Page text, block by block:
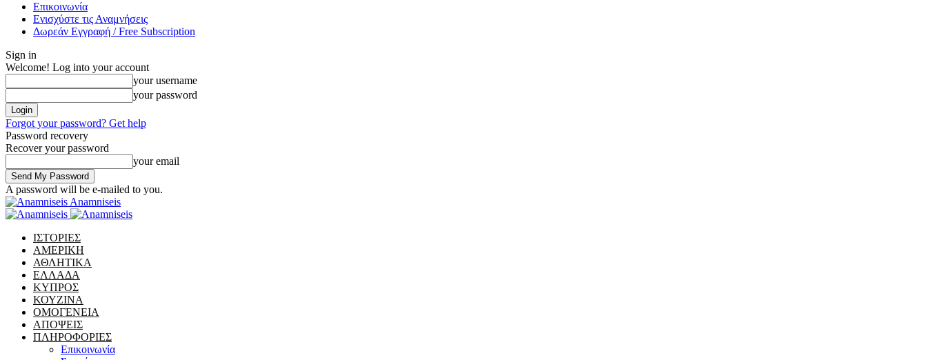
Επικοινωνία
Ενισχύστε τις Αναμνήσεις
Δωρεάν Εγγραφή / Free Subscription
Sign in
Welcome! Log into your account
your username
your password
Forgot your password? Get help
Password recovery
Recover your password
your email
A password will be e-mailed to you.
Anamniseis
ΙΣΤΟΡΙΕΣ
ΑΜΕΡΙΚΗ
ΑΘΛΗΤΙΚΑ
ΕΛΛΑΔΑ
ΚΥΠΡΟΣ
ΚΟΥΖΙΝΑ
ΟΜΟΓΕΝΕΙΑ
ΑΠΟΨΕΙΣ
ΠΛΗΡΟΦΟΡΙΕΣ
Επικοινωνία